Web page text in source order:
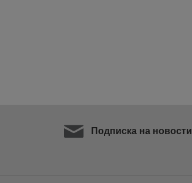
Подписка на новости